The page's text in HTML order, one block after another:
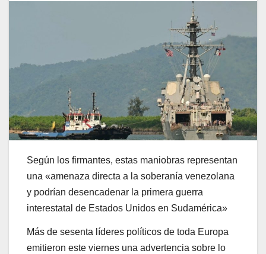
Según los firmantes, estas maniobras representan
una «amenaza directa a la soberanía venezolana
y podrían desencadenar la primera guerra
interestatal de Estados Unidos en Sudamérica»
Más de sesenta líderes políticos de toda Europa
emitieron este viernes una advertencia sobre lo